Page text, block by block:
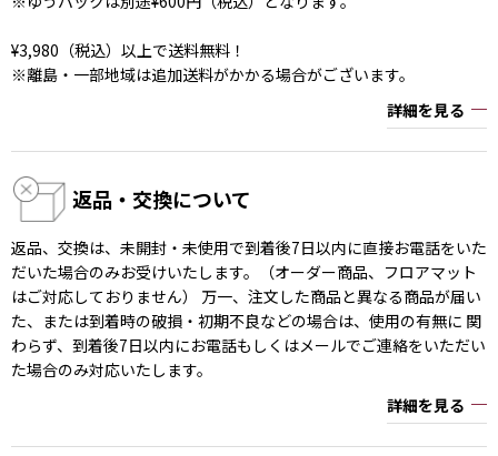
¥3,980（税込）以上で送料無料！
※離島・一部地域は追加送料がかかる場合がございます。
詳細を見る
返品・交換について
返品、交換は、未開封・未使用で到着後7日以内に直接お電話をいた
だいた場合のみお受けいたします。（オーダー商品、フロアマット
はご対応しておりません） 万一、注文した商品と異なる商品が届い
た、または到着時の破損・初期不良などの場合は、使用の有無に 関
わらず、到着後7日以内にお電話もしくはメールでご連絡をいただい
た場合のみ対応いたします。
詳細を見る